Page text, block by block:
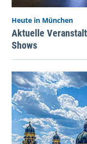
Heute in München
Aktuelle
Shows